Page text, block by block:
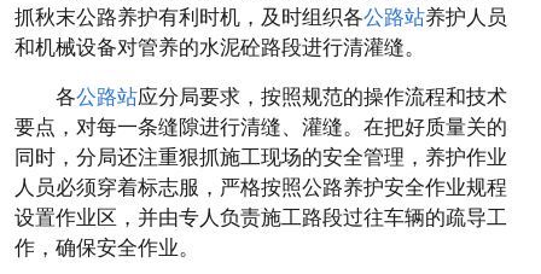
抓秋末公路养护有利时机，及时组织各公路站养护人员
和机械设备对管养的水泥砼路段进行清灌缝。
各公路站应分局要求，按照规范的操作流程和技术
要点，对每一条缝隙进行清缝、灌缝。在把好质量关的
同时，分局还注重狠抓施工现场的安全管理，养护作业
人员必须穿着标志服，严格按照公路养护安全作业规程
设置作业区，并由专人负责施工路段过往车辆的疏导工
作，确保安全作业。